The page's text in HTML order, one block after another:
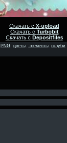
Скачать с X-upload
Скачать с Turbobit
Скачать с Depositfiles
PNG цветы элементы голуби